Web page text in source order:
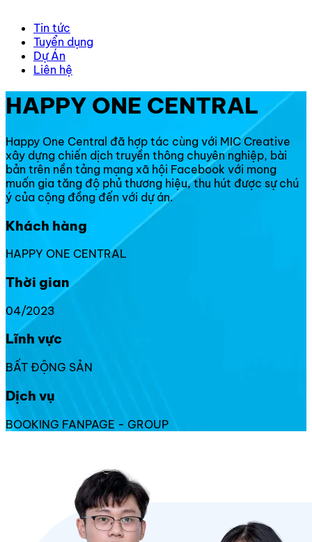
Tin tức
Tuyển dụng
Dự Án
Liên hệ
HAPPY ONE CENTRAL
Happy One Central đã hợp tác cùng với MIC Creative
xây dựng chiến dịch truyền thông chuyên nghiệp, bài
bản trên nền tảng mạng xã hội Facebook với mong
muốn gia tăng độ phủ thương hiệu, thu hút được sự chú
ý của cộng đồng đến với dự án.
Khách hàng
HAPPY ONE CENTRAL
Thời gian
04/2023
Lĩnh vực
BẤT ĐỘNG SẢN
Dịch vụ
BOOKING FANPAGE - GROUP